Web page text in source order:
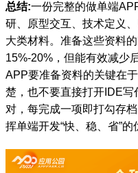
总结:一份完整的做单端
研、原型交互、技术定义
大类材料。准备这些资料
15%-20%，但能有效减少
APP要准备资料的关键在
楚，也不要直接打开IDE
对，每完成一项即打勾存
挥单端开发“快、稳、省”的